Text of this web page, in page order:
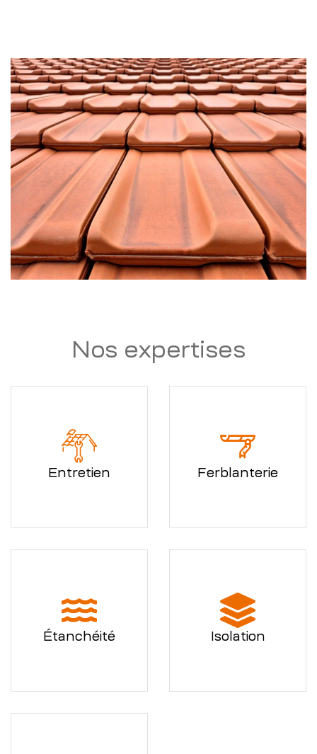
Nos expertises
Entretien Ferblanterie
Étanchéité Isolation